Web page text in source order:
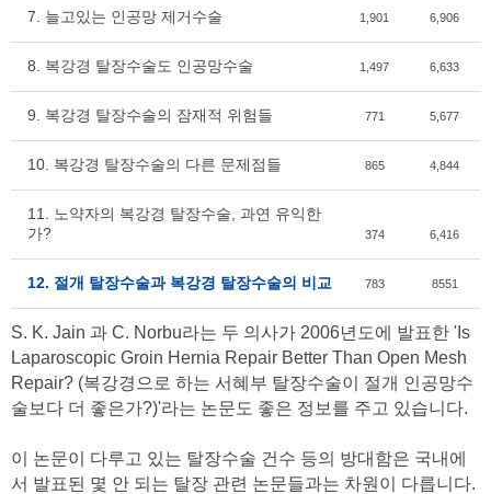
7. 늘고있는 인공망 제거수술 1,901 6,906
8. 복강경 탈장수술도 인공망수술 1,497 6,633
9. 복강경 탈장수술의 잠재적 위험들 771 5,677
10. 복강경 탈장수술의 다른 문제점들 865 4,844
11. 노약자의 복강경 탈장수술, 과연 유익한
가?
374 6,416
12. 절개 탈장수술과 복강경 탈장수술의 비교 783 8551
S. K. Jain 과 C. Norbu라는 두 의사가 2006년도에 발표한 'Is
Laparoscopic Groin Hernia Repair Better Than Open Mesh
Repair? (복강경으로 하는 서혜부 탈장수술이 절개 인공망수
술보다 더 좋은가?)'라는 논문도 좋은 정보를 주고 있습니다.
이 논문이 다루고 있는 탈장수술 건수 등의 방대함은 국내에
서 발표된 몇 안 되는 탈장 관련 논문들과는 차원이 다릅니다.